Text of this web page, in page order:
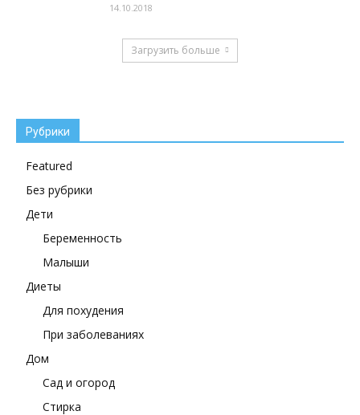
14.10.2018
Загрузить больше
Рубрики
Featured
Без рубрики
Дети
Беременность
Малыши
Диеты
Для похудения
При заболеваниях
Дом
Сад и огород
Стирка